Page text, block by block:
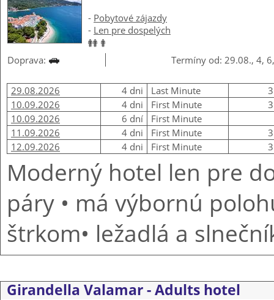
- Pobytové zájazdy
- Len pre dospelých
Doprava: Termíny od: 29.08., 4,
29.08.2026 4 dni Last Minute
10.09.2026
4 dni First Minute
10.09.2026
6 dní
First Minute
11.09.2026
4 dni First Minute
12.09.2026
4 dni First Minute
Moderný hotel len pre
páry • má výbornú
štrkom• ležadlá a
Girandella Valamar - Adults hotel